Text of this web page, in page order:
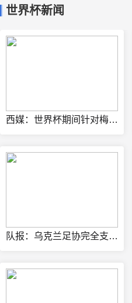
世界杯新闻
西媒：世界杯期间针对梅西的威胁最多，多人扬言要炸弹袭击阿根廷
队报：乌克兰足协完全支持欧足联，反对因凡蒂诺缺乏透明度的计划